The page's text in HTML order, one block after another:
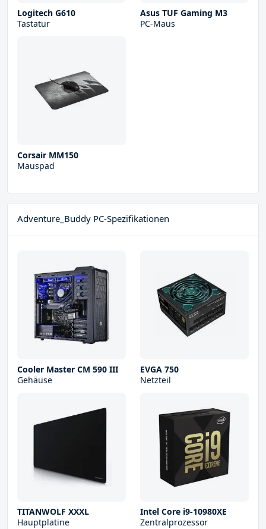
Logitech G610
Tastatur
Asus TUF Gaming M3
PC-Maus
Corsair MM150
Mauspad
Adventure_Buddy PC-Spezifikationen
Cooler Master CM 590 III
Gehäuse
EVGA 750
Netzteil
TITANWOLF XXXL
Hauptplatine
Intel Core i9-10980XE
Zentralprozessor